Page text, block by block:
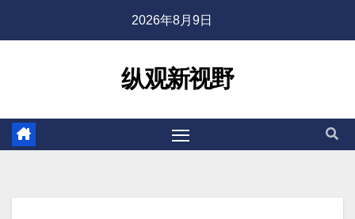
2026年8月9日
纵观新视野